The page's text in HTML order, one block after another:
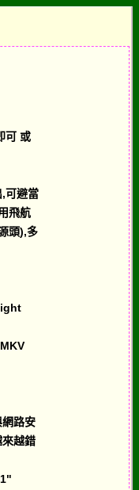
可 或
可避當
飛航
頭),多
路安
越錯